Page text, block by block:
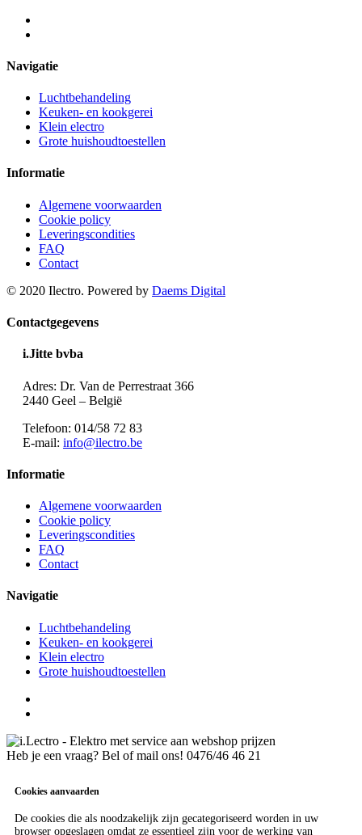
Navigatie
Luchtbehandeling
Keuken- en kookgerei
Klein electro
Grote huishoudtoestellen
Informatie
Algemene voorwaarden
Cookie policy
Leveringscondities
FAQ
Contact
© 2020 Ilectro. Powered by Daems Digital
Contactgegevens
i.Jitte bvba
Adres: Dr. Van de Perrestraat 366
2440 Geel – België
Telefoon: 014/58 72 83
E-mail: info@ilectro.be
Informatie
Algemene voorwaarden
Cookie policy
Leveringscondities
FAQ
Contact
Navigatie
Luchtbehandeling
Keuken- en kookgerei
Klein electro
Grote huishoudtoestellen
Heb je een vraag? Bel of mail ons! 0476/46 46 21
Cookies aanvaarden
De cookies die als noodzakelijk zijn gecategoriseerd worden in uw
browser opgeslagen omdat ze essentieel zijn voor de werking van